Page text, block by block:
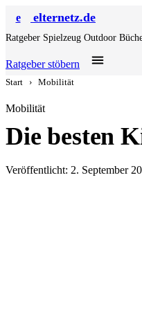
e elternetz.de
Ratgeber Spielzeug Outdoor
Ratgeber stöbern
Start › Mobilität
Mobilität
Die besten
Veröffentlicht: 2. September